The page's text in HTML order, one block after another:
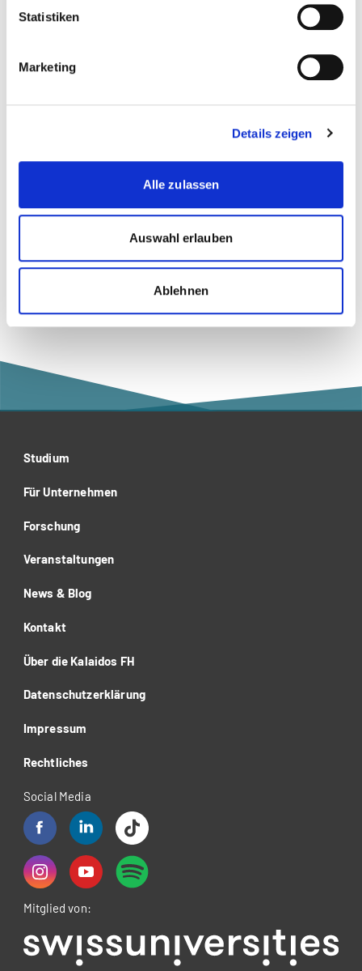
Statistiken
Marketing
Details zeigen
Alle zulassen
Auswahl erlauben
Ablehnen
Business Administration
Wirtschaft
Wirtschaftsrecht
Studiengangsleiterin
Studium
Für Unternehmen
Forschung
Veranstaltungen
News & Blog
Kontakt
Über die Kalaidos FH
Datenschutzerklärung
Impressum
Rechtliches
Social Media
Mitglied von: